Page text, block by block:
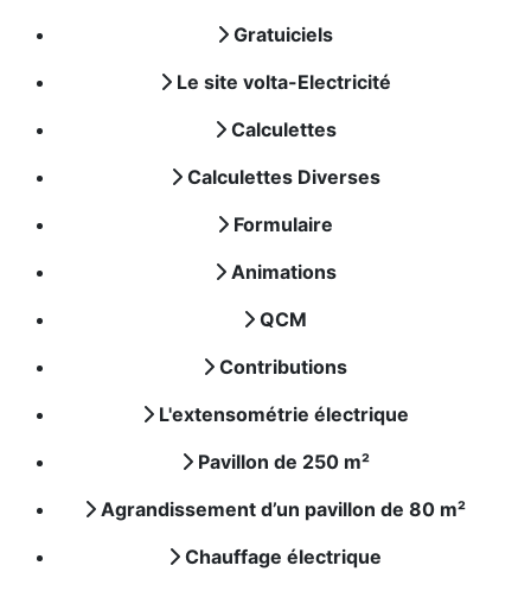
Gratuiciels
Le site volta-Electricité
Calculettes
Calculettes Diverses
Formulaire
Animations
QCM
Contributions
L'extensométrie électrique
Pavillon de 250 m²
Agrandissement d’un pavillon de 80 m²
Chauffage électrique